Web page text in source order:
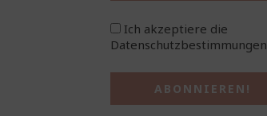
Ich akzeptiere die
Datenschutzbestimmungen